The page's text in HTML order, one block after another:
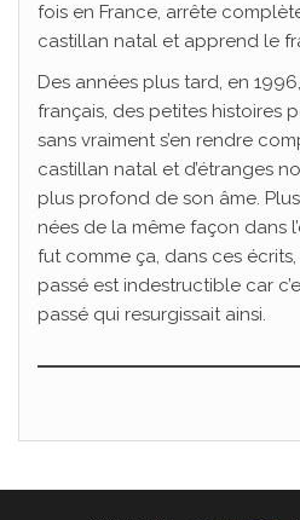
fois en France, arrête
castillan natal et apprend le
Des années plus tard, en
français, des petites histoires
sans vraiment s’en rendre
castillan natal et d’étranges
plus profond de son âme.
nées de la même façon dans
fut comme ça, dans ces
passé est indestructible car
passé qui resurgissait ainsi.